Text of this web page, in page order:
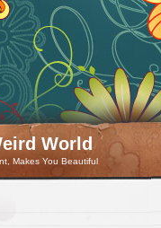
World
Makes You Beautiful